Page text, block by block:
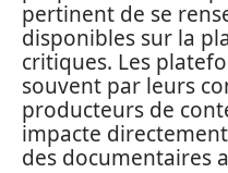
pertinent de se
disponibles sur la
critiques. Les
souvent par leurs
producteurs de
impacte
des documentaires